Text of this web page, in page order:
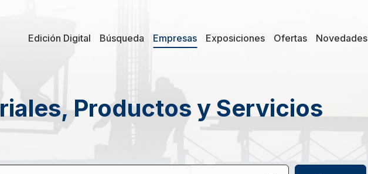
Edición Digital Búsqueda Empresas Exposiciones Ofertas Novedades
Productos y Servicios